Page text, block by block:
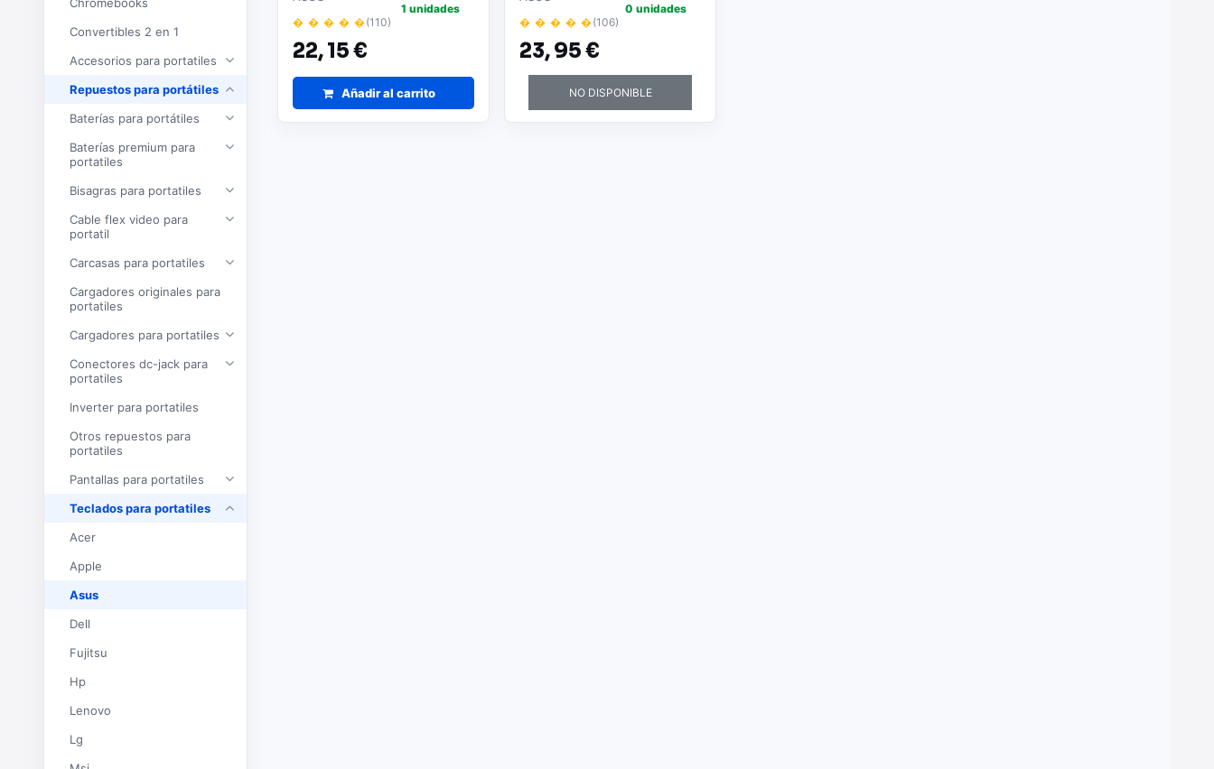
Convertibles 2 en 1
Accesorios para portatiles
Repuestos para portátiles
Baterías para portátiles
Baterías premium para
portatiles
Bisagras para portatiles
Cable flex video para
portatil
Carcasas para portatiles
Cargadores originales para
portatiles
Cargadores para portatiles
Conectores dc-jack para
portatiles
Inverter para portatiles
Otros repuestos para
portatiles
Pantallas para portatiles
Teclados para portatiles
Acer
Apple
Asus
Dell
Fujitsu
Hp
Lenovo
Lg
� � � � �(110)
22,15 €
1 unidades
Añadir al carrito
� � � � �(106)
23,95 €
0 unidades
NO DISPONIBLE